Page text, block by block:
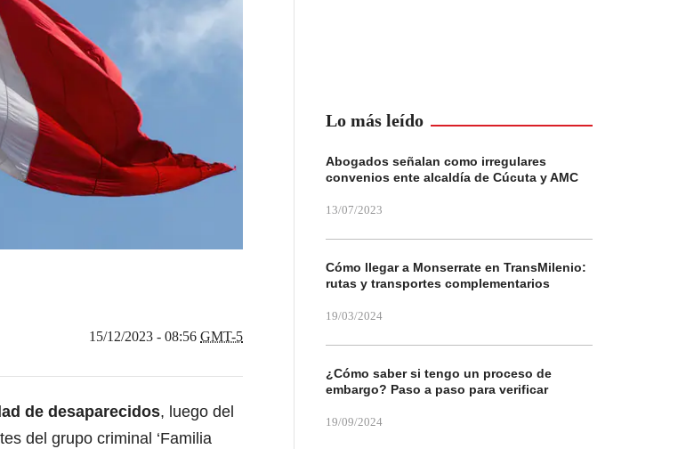
15/12/2023 - 08:56 GMT-5
de desaparecidos, luego del
del grupo criminal ‘Familia
Lo más leído
Abogados señalan como irregulares
convenios ente alcaldía de Cúcuta y AMC
13/07/2023
Cómo llegar a Monserrate en TransMilenio:
rutas y transportes complementarios
19/03/2024
¿Cómo saber si tengo un proceso de
embargo? Paso a paso para verificar
19/09/2024